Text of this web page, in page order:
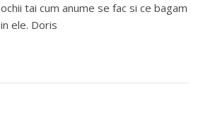
ochii tai cum anume se fac si ce bagam
in ele. Doris